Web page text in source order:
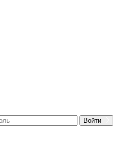
Войти